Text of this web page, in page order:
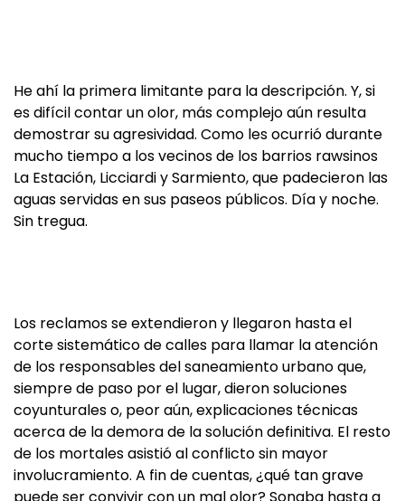
He ahí la primera limitante para la descripción. Y, si
es difícil contar un olor, más complejo aún resulta
demostrar su agresividad. Como les ocurrió durante
mucho tiempo a los vecinos de los barrios rawsinos
La Estación, Licciardi y Sarmiento, que padecieron las
aguas servidas en sus paseos públicos. Día y noche.
Sin tregua.
Los reclamos se extendieron y llegaron hasta el
corte sistemático de calles para llamar la atención
de los responsables del saneamiento urbano que,
siempre de paso por el lugar, dieron soluciones
coyunturales o, peor aún, explicaciones técnicas
acerca de la demora de la solución definitiva. El resto
de los mortales asistió al conflicto sin mayor
involucramiento. A fin de cuentas, ¿qué tan grave